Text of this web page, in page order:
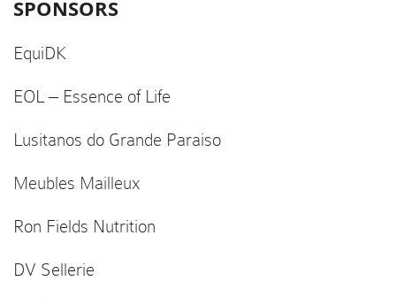
SPONSORS
EquiDK
EOL – Essence of Life
Lusitanos do Grande Paraiso
Meubles Mailleux
Ron Fields Nutrition
DV Sellerie